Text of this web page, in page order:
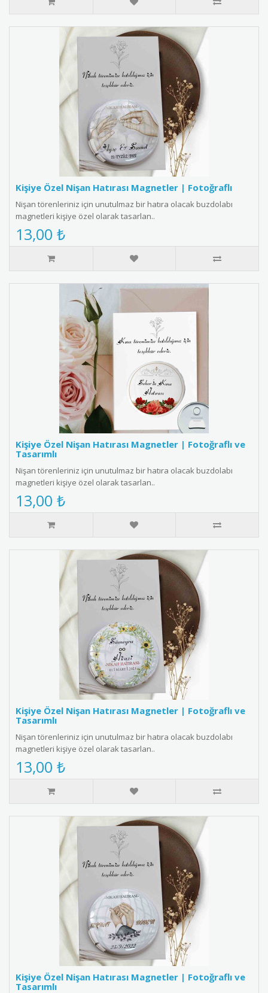
Kişiye Özel Nişan Hatırası Magnetler | Fotoğraflı
Nişan törenleriniz için unutulmaz bir hatıra olacak buzdolabı
magnetleri kişiye özel olarak tasarlan..
13,00 ₺
Kişiye Özel Nişan Hatırası Magnetler | Fotoğraflı ve
Tasarımlı
Nişan törenleriniz için unutulmaz bir hatıra olacak buzdolabı
magnetleri kişiye özel olarak tasarlan..
13,00 ₺
Kişiye Özel Nişan Hatırası Magnetler | Fotoğraflı ve
Tasarımlı
Nişan törenleriniz için unutulmaz bir hatıra olacak buzdolabı
magnetleri kişiye özel olarak tasarlan..
13,00 ₺
Kişiye Özel Nişan Hatırası Magnetler | Fotoğraflı ve
Tasarımlı